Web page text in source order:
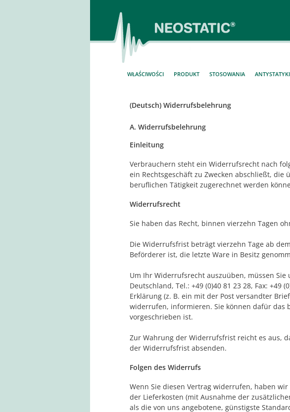
WŁAŚCIWOŚCI PRODUKT STOSOWANIA ANTYSTATYKI
(Deutsch) Widerrufsbelehrung
A. Widerrufsbelehrung
Einleitung
Verbrauchern steht ein Widerrufsrecht nach
ein Rechtsgeschäft zu Zwecken abschließt,
beruflichen Tätigkeit zugerechnet werden
Widerrufsrecht
Sie haben das Recht, binnen vierzehn Tagen
Die Widerrufsfrist beträgt vierzehn Tage ab
Beförderer ist, die letzte Ware in Besitz
Um Ihr Widerrufsrecht auszuüben, müssen Sie
Deutschland, Tel.: +49 (0)40 81 23 28, Fax:
Erklärung (z. B. ein mit der Post versandter
widerrufen, informieren. Sie können dafür
vorgeschrieben ist.
Zur Wahrung der Widerrufsfrist reicht es aus,
der Widerrufsfrist absenden.
Folgen des Widerrufs
Wenn Sie diesen Vertrag widerrufen, haben
der Lieferkosten (mit Ausnahme der
als die von uns angebotene, günstigste